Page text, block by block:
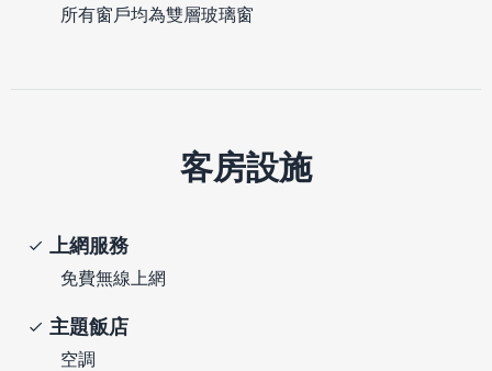
所有窗戶均為雙層玻璃窗
客房設施
上網服務
免費無線上網
主題飯店
空調